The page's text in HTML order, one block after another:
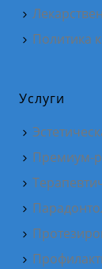
Политика
Услуги
Премиум-